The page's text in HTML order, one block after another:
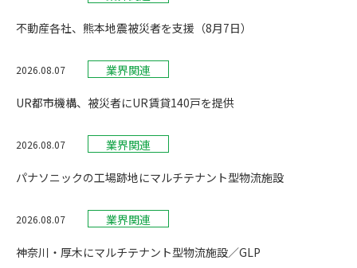
不動産各社、熊本地震被災者を支援（8月7日）
2026.08.07 業界関連
UR都市機構、被災者にUR賃貸140戸を提供
2026.08.07 業界関連
パナソニックの工場跡地にマルチテナント型物流施設
2026.08.07 業界関連
神奈川・厚木にマルチテナント型物流施設／GLP